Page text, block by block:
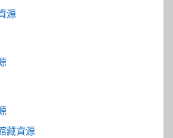
源
藏資源